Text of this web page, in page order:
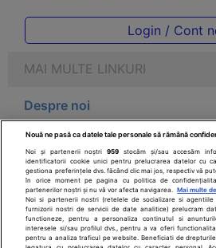
Login / Cont
MAI MULTE LINKURI
Despre noi
Legal
Drepturile consumatorului
Parteneri
Nouă ne pasă ca datele tale personale să rămână
Noi și partenerii noștri959 stocăm și/sau accesăm
identificatorii cookie unici pentru prelucrarea datelor cu
gestiona preferințele dvs. făcând clic mai jos, respectiv vă
în orice moment pe pagina cu politica de
partenerilor noștri și nu vă vor afecta navigarea.
Mai multe
Noi si partenerii nostri (retelele de socializare si
furnizorii nostri de servicii de date analitice) prelucram
functioneze, pentru a personaliza continutul si
interesele si/sau profilul dvs., pentru a va oferi
pentru a analiza traficul pe website. Beneficiati de